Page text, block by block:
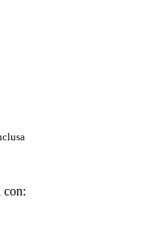
con: